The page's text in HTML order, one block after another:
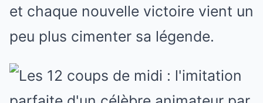
et chaque nouvelle victoire vient un
peu plus cimenter sa légende.